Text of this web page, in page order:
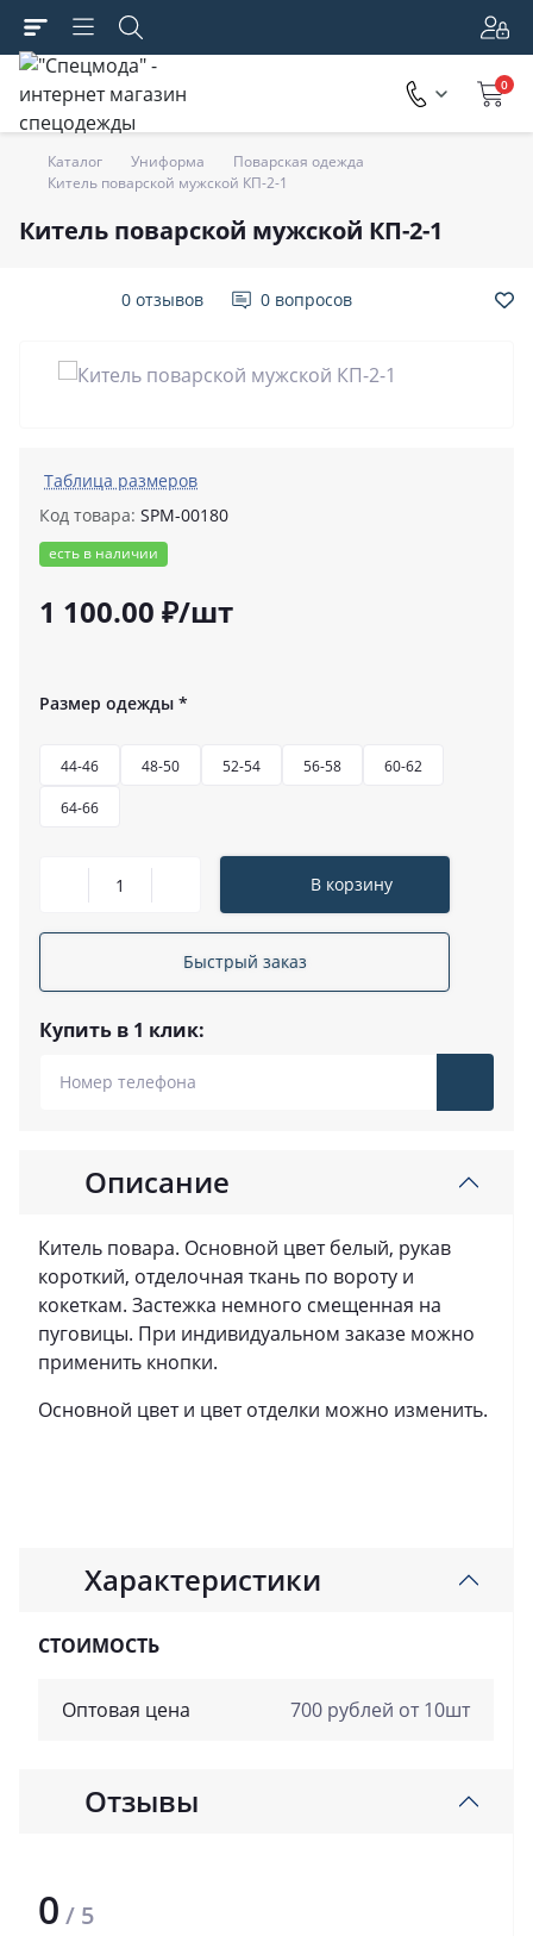
0
Каталог Униформа
Поварская одежда
Китель поварской мужской КП-2-1
Китель поварской мужской КП-2-1
0 отзывов 0 вопросов
Таблица размеров
Код товара: SPM-00180
есть в наличии
1 100.00 ₽/шт
Размер одежды *
44-46 48-50 52-54 56-58 60-62
64-66
В корзину
Быстрый заказ
Купить в 1 клик:
Описание
Китель повара. Основной цвет белый, рукав
короткий, отделочная ткань по вороту и
кокеткам. Застежка немного смещенная на
пуговицы. При индивидуальном заказе можно
применить кнопки.
Основной цвет и цвет отделки можно изменить.
Характеристики
СТОИМОСТЬ
Оптовая цена 700 рублей от 10шт
Отзывы
0 / 5